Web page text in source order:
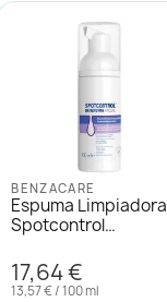
SEBAMED
Sebamed Clear Face
Pastilla Limpiadora
10,43 €